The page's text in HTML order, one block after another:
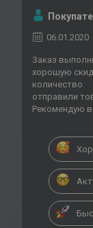
06.01.2020
Заказ
хорошую
количество
отправили
Рекомендую